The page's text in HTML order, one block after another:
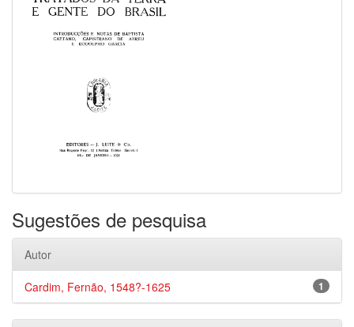
Sugestões de pesquisa
Autor
1
Cardim, Fernão, 1548?-1625